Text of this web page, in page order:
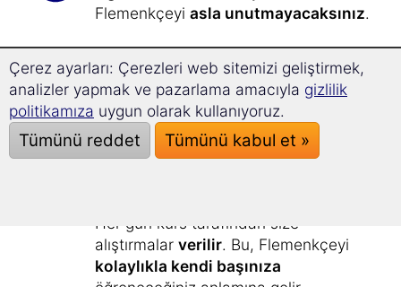
Flemenkçeyi asla unutmayacaksınız.
Superlearning teknolojisisayesinde
dinlendirici müziklerle rahatlayabilir,
%32 oranında daha hızlı öğrenir
daha iyi konsantre olabilirsiniz.
Her gün kurs tarafından size
alıştırmalar verilir. Bu, Flemenkçeyi
kolaylıkla kendi başınıza
Çerez ayarları: Çerezleri web sitemizi geliştirmek,
analizler yapmak ve pazarlama amacıyla gizlilik
politikamıza uygun olarak kullanıyoruz.
Tümünü reddet Tümünü kabul et »